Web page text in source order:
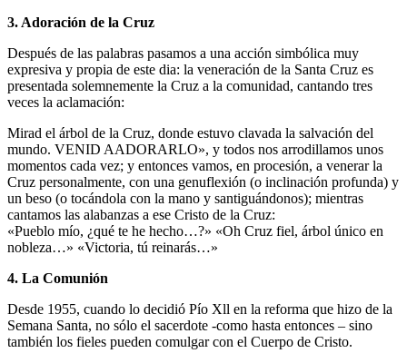
3. Adoración de la Cruz
Después de las palabras pasamos a una acción simbólica muy
expresiva y propia de este dia: la veneración de la Santa Cruz es
presentada solemnemente la Cruz a la comunidad, cantando tres
veces la aclamación:
Mirad el árbol de la Cruz, donde estuvo clavada la salvación del
mundo. VENID AADORARLO», y todos nos arrodillamos unos
momentos cada vez; y entonces vamos, en procesión, a venerar la
Cruz personalmente, con una genuflexión (o inclinación profunda) y
un beso (o tocándola con la mano y santiguándonos); mientras
cantamos las alabanzas a ese Cristo de la Cruz:
«Pueblo mío, ¿qué te he hecho…?» «Oh Cruz fiel, árbol único en
nobleza…» «Victoria, tú reinarás…»
4. La Comunión
Desde 1955, cuando lo decidió Pío Xll en la reforma que hizo de la
Semana Santa, no sólo el sacerdote -como hasta entonces – sino
también los fieles pueden comulgar con el Cuerpo de Cristo.